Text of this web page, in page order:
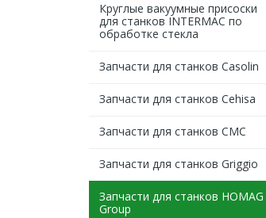
Круглые вакуумные присоски
для станков INTERMAC по
обработке стекла
Запчасти для станков Casolin
Запчасти для станков Cehisa
Запчасти для станков CMC
Запчасти для станков Griggio
Запчасти для станков HOMAG
Group